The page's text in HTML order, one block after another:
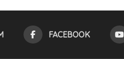
FACEBOOK